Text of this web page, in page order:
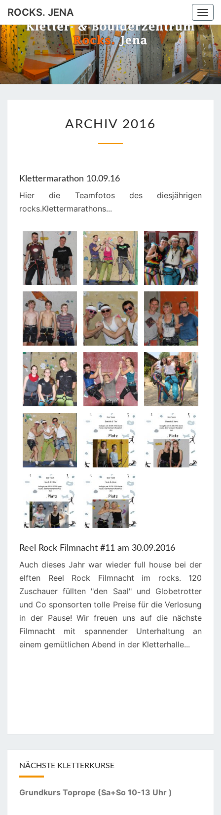
ROCKS. JENA
ROCKS.
JENA
Jena
2016
ARCHIV 2016
Klettermarathon 10.09.16
Hier die Teamfotos des diesjährigen
rocks.Klettermarathons...
Reel Rock Filmnacht #11 am 30.09.2016
Auch dieses Jahr war wieder full house bei der
elften Reel Rock Filmnacht im rocks. 120
Zuschauer füllten "den Saal" und Globetrotter
und Co sponsorten tolle Preise für die Verlosung
in der Pause! Wir freuen uns auf die nächste
Filmnacht mit spannender Unterhaltung an
einem gemütlichen Abend in der Kletterhalle...
NÄCHSTE KLETTERKURSE
Grundkurs Toprope (Sa+So 10-13 Uhr )